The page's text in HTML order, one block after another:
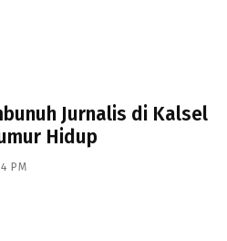
Jurnalis di Kalsel
Hidup
PM